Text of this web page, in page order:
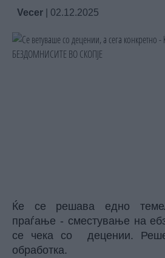
Vecer 02.12.2025
Ќе се решава едно
праѓање - сместување на
се чека со децении.
обработка.